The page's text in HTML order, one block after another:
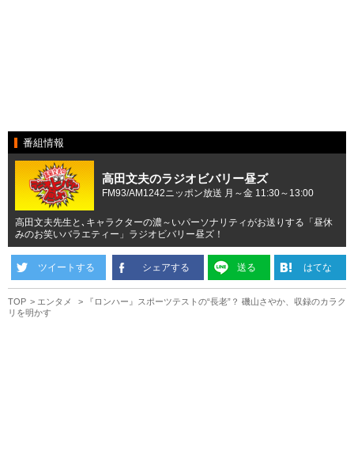
番組情報
高田文夫のラジオビバリー昼ズ
FM93/AM1242ニッポン放送 月～金 11:30～13:00
高田文夫先生と､キャラクターの濃～いパーソナリティがお送りする「昼休
みのお笑いバラエティー」ラジオビバリー昼ズ！
ツイートする シェアする 送る はてな
TOP エンタメ
『ロンハー』スポーツテストの“長老”？ 磯山さやか、収録のカラク
リを明かす